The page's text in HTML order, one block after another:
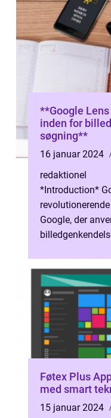
**Google
inden for
søgning**
16 januar 2024
redaktionel
*Introduction*
Google, der
Føtex Plus
med smart
15 januar 2024